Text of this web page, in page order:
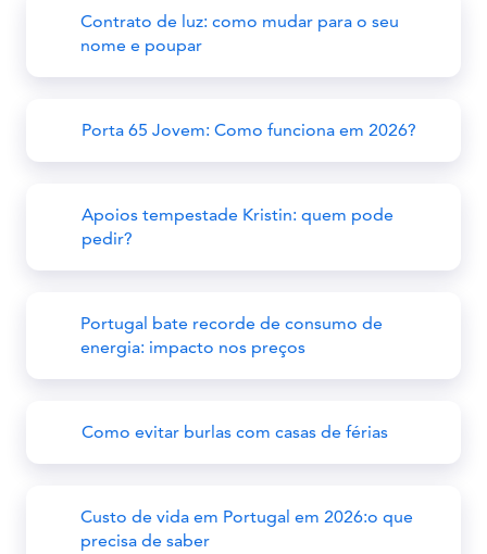
Contrato de luz: como mudar para o seu
nome e poupar
Porta 65 Jovem: Como funciona em 2026?
Apoios tempestade Kristin: quem pode
pedir?
Portugal bate recorde de consumo de
energia: impacto nos preços
Como evitar burlas com casas de férias
Custo de vida em Portugal em 2026:o que
precisa de saber